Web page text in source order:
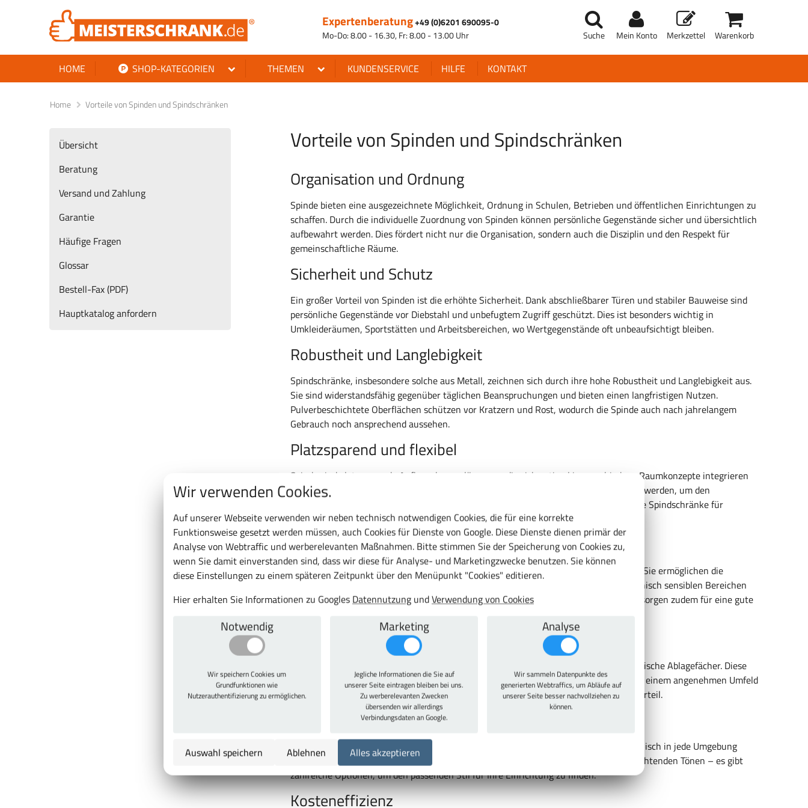
Expertenberatung+49 (0)6201 690095-0
Mo-Do: 8.00 - 16.30, Fr: 8.00 - 13.00 Uhr
Suche Mein Konto Merkzettel Warenkorb
HOME SHOP-KATEGORIEN THEMEN KUNDENSERVICE HILFE KONTAKT
Home Vorteile von Spinden und Spindschränken
Übersicht
Beratung
Versand und Zahlung
Garantie
Häufige Fragen
Glossar
Bestell-Fax (PDF)
Hauptkatalog anfordern
Vorteile von Spinden und Spindschränken
Organisation und Ordnung
Spinde bieten eine ausgezeichnete Möglichkeit, Ordnung in Schulen, Betrieben und öffentlichen Einrichtungen zu
schaffen. Durch die individuelle Zuordnung von Spinden können persönliche Gegenstände sicher und übersichtlich
aufbewahrt werden. Dies fördert nicht nur die Organisation, sondern auch die Disziplin und den Respekt für
gemeinschaftliche Räume.
Sicherheit und Schutz
Ein großer Vorteil von Spinden ist die erhöhte Sicherheit. Dank abschließbarer Türen und stabiler Bauweise sind
persönliche Gegenstände vor Diebstahl und unbefugtem Zugriff geschützt. Dies ist besonders wichtig in
Umkleideräumen, Sportstätten und Arbeitsbereichen, wo Wertgegenstände oft unbeaufsichtigt bleiben.
Robustheit und Langlebigkeit
Spindschränke, insbesondere solche aus Metall, zeichnen sich durch ihre hohe Robustheit und Langlebigkeit aus.
Sie sind widerstandsfähig gegenüber täglichen Beanspruchungen und bieten einen langfristigen Nutzen.
Pulverbeschichtete Oberflächen schützen vor Kratzern und Rost, wodurch die Spinde auch nach jahrelangem
Gebrauch noch ansprechend aussehen.
Platzsparend und flexibel
Spinde sind platzsparende Aufbewahrungslösungen, die sich optimal in verschiedene Raumkonzepte integrieren
lassen. Durch die Vielzahl an Größen und Ausführungen können sie flexibel eingesetzt werden, um den
verfügbaren Platz bestmöglich zu nutzen. Ob schmale Spinde für enge Flure oder große Spindschränke für
geräumige Umkleiden – es gibt für jede Anforderung die passende Lösung.
Hygiene und Sauberkeit
Spinde tragen wesentlich zur Hygiene und Sauberkeit in Gemeinschaftsbereichen bei. Sie ermöglichen die
getrennte Aufbewahrung von Arbeits- und Privatkleidung, was insbesondere in hygienisch sensiblen Bereichen
wie Krankenhäusern und Lebensmittelbetrieben von Vorteil ist. Belüftungsöffnungen sorgen zudem für eine gute
Komfort und Benutzerfreundlichkeit
Viele Spindmodelle bieten zusätzlichen Komfort durch integrierte Sitzbänke oder praktische Ablagefächer. Diese
Features machen die Nutzung der Spinde besonders benutzerfreundlich und tragen zu einem angenehmen Umfeld
bei. Dies ist besonders in Umkleideräumen von Sportstätten und Fitnessstudios von Vorteil.
Vielfältige Design- und Farboptionen
Spinde sind in einer Vielzahl von Designs und Farben erhältlich, sodass sie sich harmonisch in jede Umgebung
einfügen. Ob klassische Metallspinde in dezenten Farben oder moderne Modelle in leuchtenden Tönen – es gibt
zahlreiche Optionen, um den passenden Stil für Ihre Einrichtung zu finden.
Kosteneffizienz
Wir verwenden Cookies.
Auf unserer Webseite verwenden wir neben technisch notwendigen Cookies, die für eine korrekte
Funktionsweise gesetzt werden müssen, auch Cookies für Dienste von Google. Diese Dienste dienen primär der
Analyse von Webtraffic und werberelevanten Maßnahmen. Bitte stimmen Sie der Speicherung von Cookies zu,
wenn Sie damit einverstanden sind, dass wir diese für Analyse- und Marketingzwecke benutzen. Sie können
diese Einstellungen zu einem späteren Zeitpunkt über den Menüpunkt "Cookies" editieren.
Hier erhalten Sie Informationen zu Googles Datennutzung undVerwendung von Cookies
Notwendig
Wir speichern Cookies um
Grundfunktionen wie
Nutzerauthentifizierung zu ermöglichen.
Marketing
Jegliche Informationen die Sie auf
unserer Seite eintragen bleiben bei uns.
Zu werberelevanten Zwecken
übersenden wir allerdings
Verbindungsdaten an Google.
Analyse
Wir sammeln Datenpunkte des
generierten Webtraffics, um Abläufe auf
unserer Seite besser nachvollziehen zu
können.
Auswahl speichern Ablehnen Alles akzeptieren